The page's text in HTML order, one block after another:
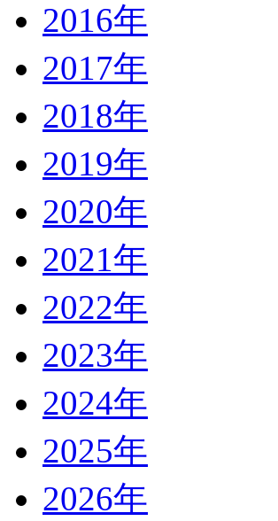
2016年
2017年
2018年
2019年
2020年
2021年
2022年
2023年
2024年
2025年
2026年